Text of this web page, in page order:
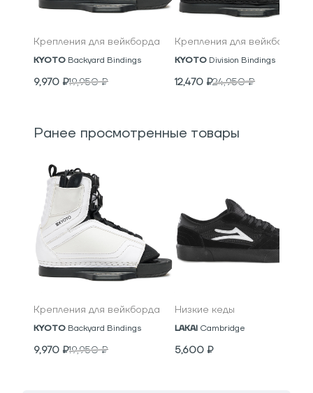
Крепления для вейкборда
KYOTO Backyard Bindings
9,970 ₽19,950₽
Крепления для вейкборда
KYOTO Division Bindings
12,470 ₽24,950₽
Ранее просмотренные товары
Крепления для вейкборда
KYOTO Backyard Bindings
9,970 ₽19,950₽
Низкие кеды
LAKAI Cambridge
5,600 ₽